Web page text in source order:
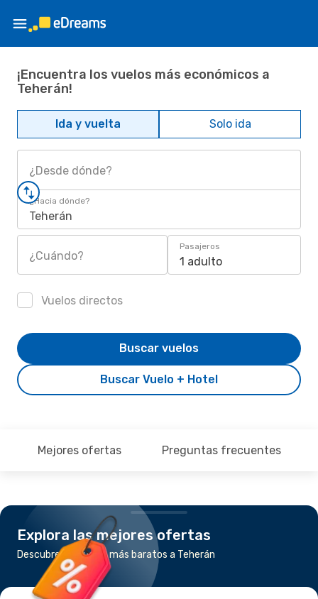
¡Encuentra los vuelos más económicos a
Teherán!
Ida y vuelta Solo ida
¿Desde dónde?
¿Hacia dónde?
Teherán
¿Cuándo?
Pasajeros
1 adulto
Vuelos directos
Buscar Vuelo + Hotel
Buscar vuelos
Mejores ofertas Preguntas frecuentes
Explora las mejores ofertas
Descubre los vuelos más baratos a Teherán